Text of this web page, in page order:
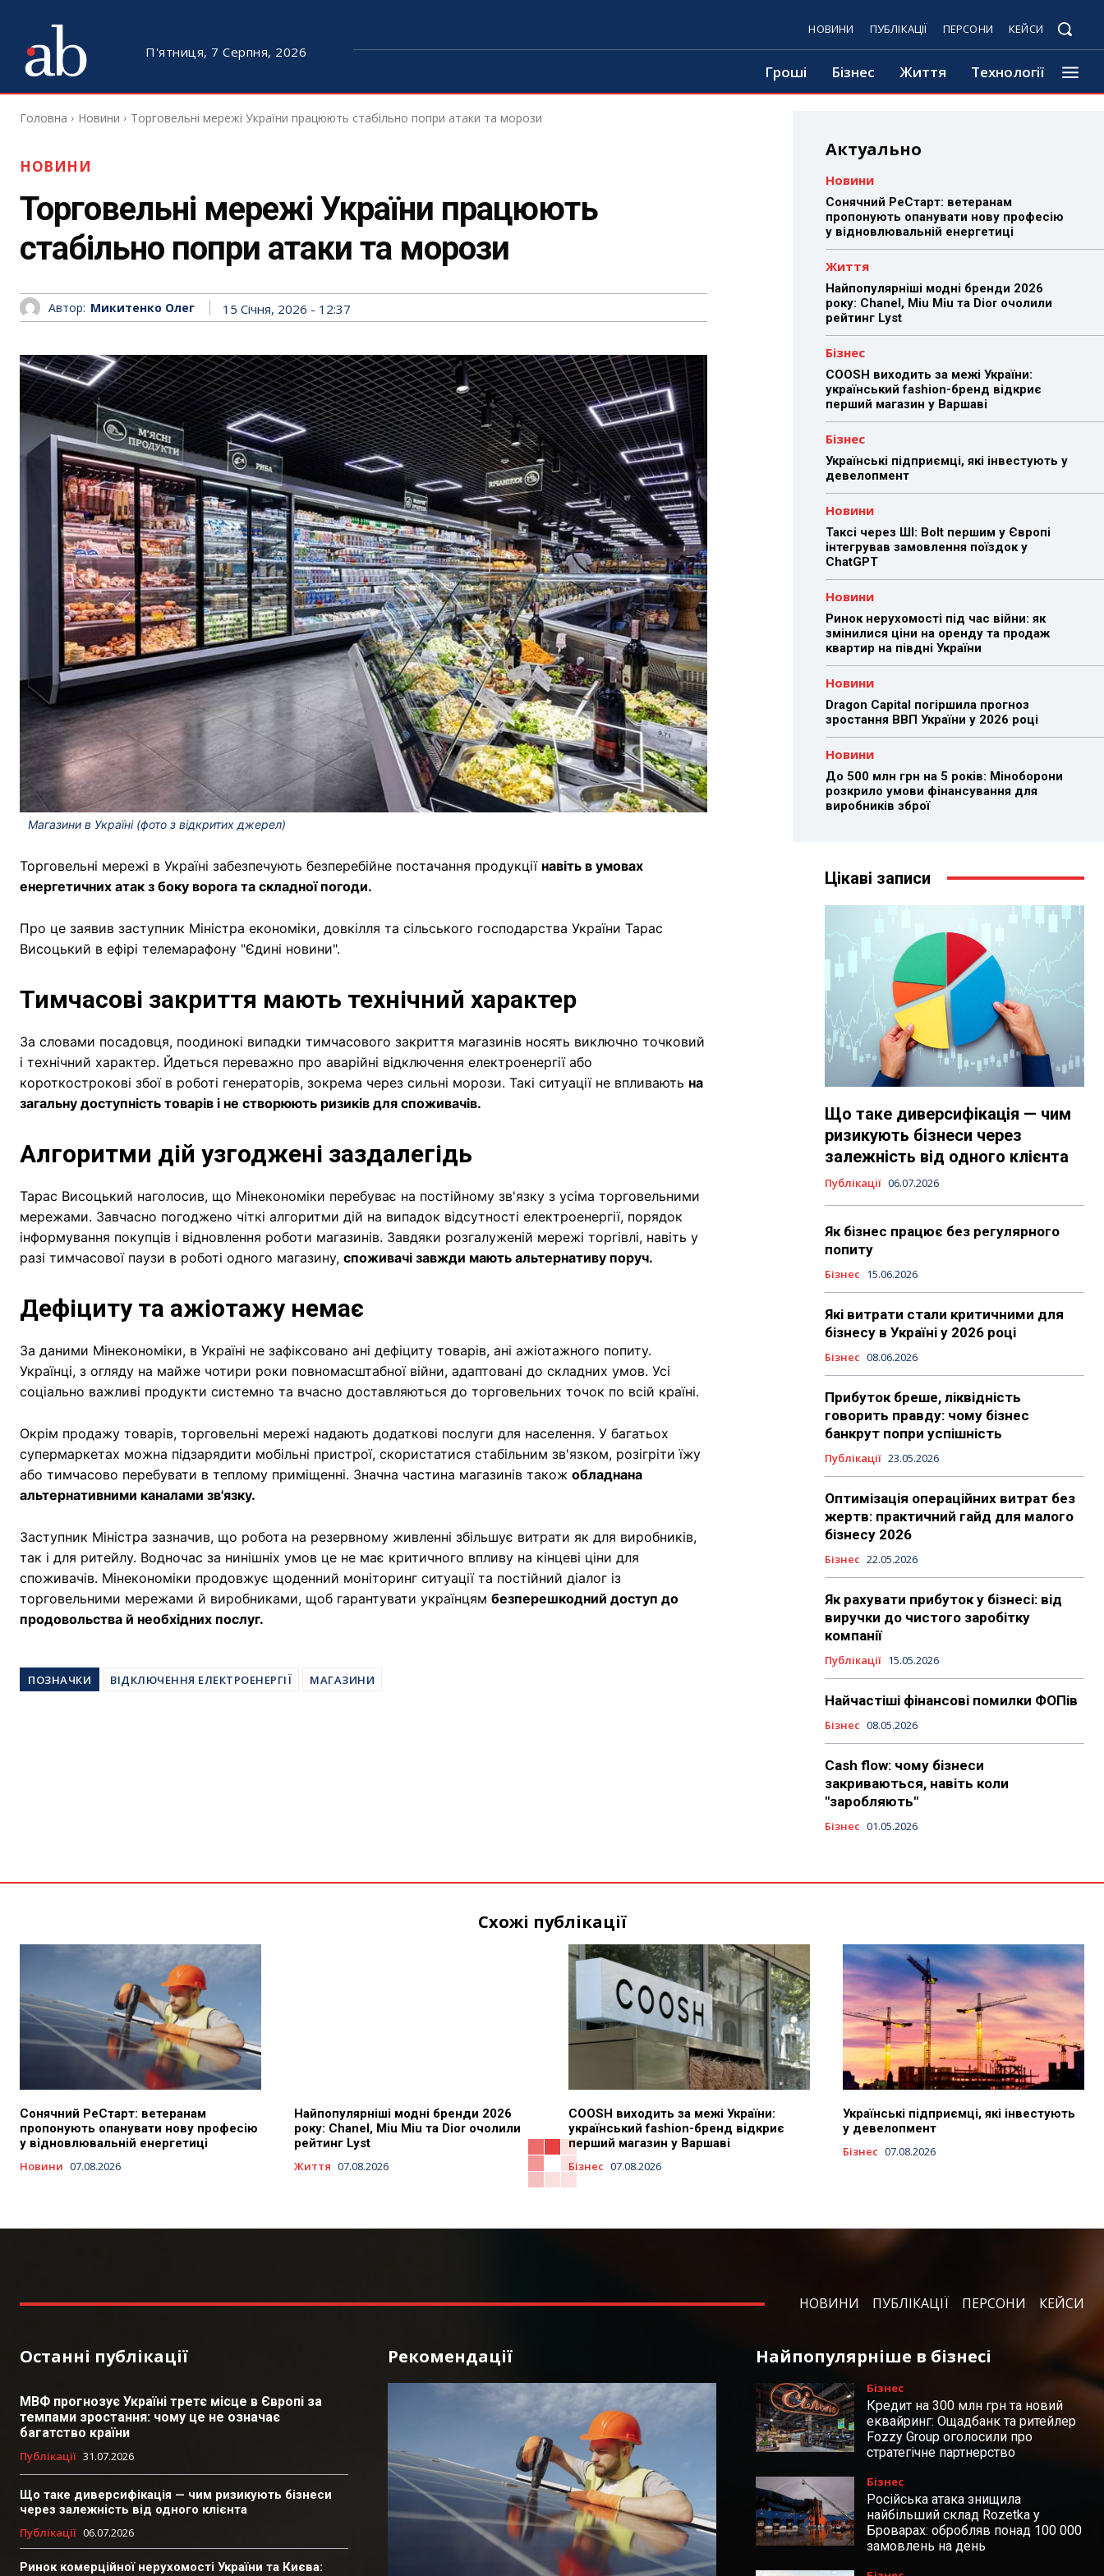
П'ятниця, 7 Серпня, 2026
НОВИНИ ПУБЛІКАЦІЇ ПЕРСОНИ КЕЙСИ
Гроші Бізнес Життя Технології
Головна Новини Торговельні мережі України працюють стабільно попри атаки та морози
НОВИНИ
Торговельні мережі України працюють
стабільно попри атаки та морози
Автор: Микитенко Олег 15 Січня, 2026 - 12:37
Магазини в Україні (фото з відкритих джерел)
Торговельні мережі в Україні забезпечують безперебійне постачання продукції навіть в умовах
енергетичних атак з боку ворога та складної погоди.
Про це заявив заступник Міністра економіки, довкілля та сільського господарства України Тарас
Висоцький в ефірі телемарафону "Єдині новини".
Тимчасові закриття мають технічний характер
За словами посадовця, поодинокі випадки тимчасового закриття магазинів носять виключно точковий
і технічний характер. Йдеться переважно про аварійні відключення електроенергії або
короткострокові збої в роботі генераторів, зокрема через сильні морози. Такі ситуації не впливають на
загальну доступність товарів і не створюють ризиків для споживачів.
Алгоритми дій узгоджені заздалегідь
Тарас Висоцький наголосив, що Мінекономіки перебуває на постійному зв'язку з усіма торговельними
мережами. Завчасно погоджено чіткі алгоритми дій на випадок відсутності електроенергії, порядок
інформування покупців і відновлення роботи магазинів. Завдяки розгалуженій мережі торгівлі, навіть у
разі тимчасової паузи в роботі одного магазину, споживачі завжди мають альтернативу поруч.
Дефіциту та ажіотажу немає
За даними Мінекономіки, в Україні не зафіксовано ані дефіциту товарів, ані ажіотажного попиту.
Українці, з огляду на майже чотири роки повномасштабної війни, адаптовані до складних умов. Усі
соціально важливі продукти системно та вчасно доставляються до торговельних точок по всій країні.
Окрім продажу товарів, торговельні мережі надають додаткові послуги для населення. У багатьох
супермаркетах можна підзарядити мобільні пристрої, скористатися стабільним зв'язком, розігріти їжу
або тимчасово перебувати в теплому приміщенні. Значна частина магазинів також обладнана
альтернативними каналами зв'язку.
Заступник Міністра зазначив, що робота на резервному живленні збільшує витрати як для виробників,
так і для ритейлу. Водночас за нинішніх умов це не має критичного впливу на кінцеві ціни для
споживачів. Мінекономіки продовжує щоденний моніторинг ситуації та постійний діалог із
торговельними мережами й виробниками, щоб гарантувати українцям безперешкодний доступ до
продовольства й необхідних послуг.
ПОЗНАЧКИ ВІДКЛЮЧЕННЯ ЕЛЕКТРОЕНЕРГІЇ МАГАЗИНИ
Актуально
Новини
Сонячний РеСтарт: ветеранам
пропонують опанувати нову професію
у відновлювальній енергетиці
Життя
Найпопулярніші модні бренди 2026
року: Chanel, Miu Miu та Dior очолили
рейтинг Lyst
Бізнес
COOSH виходить за межі України:
український fashion-бренд відкриє
перший магазин у Варшаві
Бізнес
Українські підприємці, які інвестують у
девелопмент
Новини
Таксі через ШІ: Bolt першим у Європі
інтегрував замовлення поїздок у
ChatGPT
Новини
Ринок нерухомості під час війни: як
змінилися ціни на оренду та продаж
квартир на півдні України
Новини
Dragon Capital погіршила прогноз
зростання ВВП України у 2026 році
Новини
До 500 млн грн на 5 років: Міноборони
розкрило умови фінансування для
виробників зброї
Цікаві записи
Що таке диверсифікація — чим
ризикують бізнеси через
залежність від одного клієнта
Публікації 06.07.2026
Як бізнес працює без регулярного
попиту
Бізнес 15.06.2026
Які витрати стали критичними для
бізнесу в Україні у 2026 році
Бізнес 08.06.2026
Прибуток бреше, ліквідність
говорить правду: чому бізнес
банкрут попри успішність
Публікації 23.05.2026
Оптимізація операційних витрат без
жертв: практичний гайд для малого
бізнесу 2026
Бізнес 22.05.2026
Як рахувати прибуток у бізнесі: від
виручки до чистого заробітку
компанії
Публікації 15.05.2026
Найчастіші фінансові помилки ФОПів
Бізнес 08.05.2026
Cash flow: чому бізнеси
закриваються, навіть коли
"заробляють"
Бізнес 01.05.2026
Схожі публікації
Сонячний РеСтарт: ветеранам
пропонують опанувати нову професію
у відновлювальній енергетиці
Новини 07.08.2026
Найпопулярніші модні бренди 2026
року: Chanel, Miu Miu та Dior очолили
рейтинг Lyst
Життя 07.08.2026
COOSH виходить за межі України:
український fashion-бренд відкриє
перший магазин у Варшаві
Бізнес 07.08.2026
Українські підприємці, які інвестують
у девелопмент
Бізнес 07.08.2026
НОВИНИ ПУБЛІКАЦІЇ ПЕРСОНИ КЕЙСИ
Останні публікації
МВФ прогнозує Україні третє місце в Європі за
темпами зростання: чому це не означає
багатство країни
Публікації 31.07.2026
Що таке диверсифікація — чим ризикують бізнеси
через залежність від одного клієнта
Публікації 06.07.2026
Ринок комерційної нерухомості України та Києва:
Рекомендації Найпопулярніше в бізнесі
Бізнес
Кредит на 300 млн грн та новий
еквайринг: Ощадбанк та ритейлер
Fozzy Group оголосили про
стратегічне партнерство
Бізнес
Російська атака знищила
найбільший склад Rozetka у
Броварах: обробляв понад 100 000
замовлень на день